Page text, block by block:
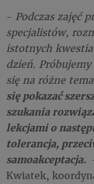
- Podczas zajęć
specjalistów,
istotnych
dzień.
się na różne
się pokazać
szukania
lekcjami o
tolerancja,
samoakceptacja.
Kwiatek,